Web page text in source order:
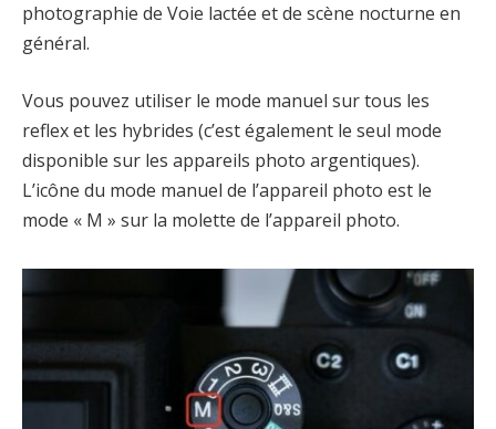
photographie de Voie lactée et de scène nocturne en
général.
Vous pouvez utiliser le mode manuel sur tous les
reflex et les hybrides (c’est également le seul mode
disponible sur les appareils photo argentiques).
L’icône du mode manuel de l’appareil photo est le
mode « M » sur la molette de l’appareil photo.